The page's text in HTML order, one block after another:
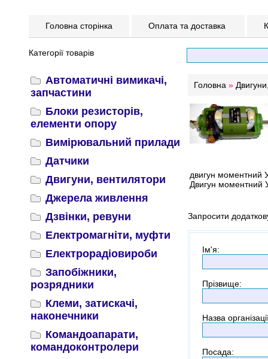
Головна сторінка Оплата та доставка
Категорії товарів
Автоматичні вимикачі,
запчастини
Блоки резисторів,
елементи опору
Вимірювальний прилади
Датчики
Двигуни, вентилятори
Джерела живлення
Дзвінки, ревуни
Електромагніти, муфти
Електрорадіовироби
Запобіжники,
розрядники
Клеми, затискачі,
наконечники
Командоапарати,
командоконтролери
Головна »
двигун моментний
Двигун моментний
Запросити
Ім'я:
Прізвище:
Назва
Посада: